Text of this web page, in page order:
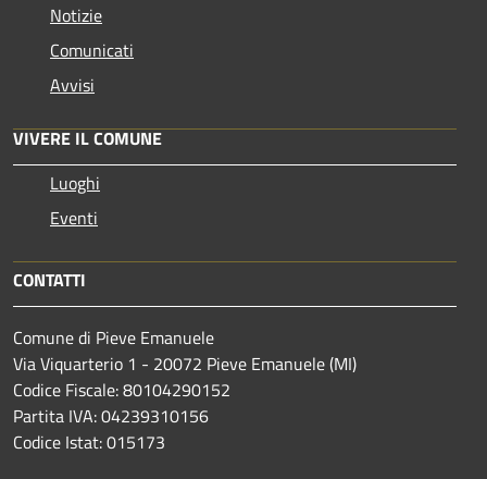
Notizie
Comunicati
Avvisi
VIVERE IL COMUNE
Luoghi
Eventi
CONTATTI
Comune di Pieve Emanuele
Via Viquarterio 1 - 20072 Pieve Emanuele (MI)
Codice Fiscale: 80104290152
Partita IVA: 04239310156
Codice Istat: 015173